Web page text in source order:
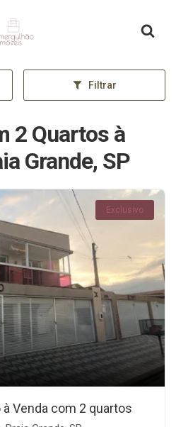
Página inicial
Filtrar
2 Quartos à
Grande, SP
Exclusivo
Venda com 2 quartos